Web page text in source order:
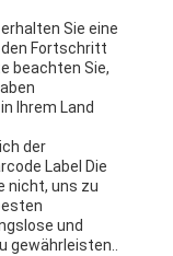
Sie eine
den Fortschritt
beachten Sie,
Ihrem Land
der
Label Die
nicht, uns zu
und
gewährleisten..